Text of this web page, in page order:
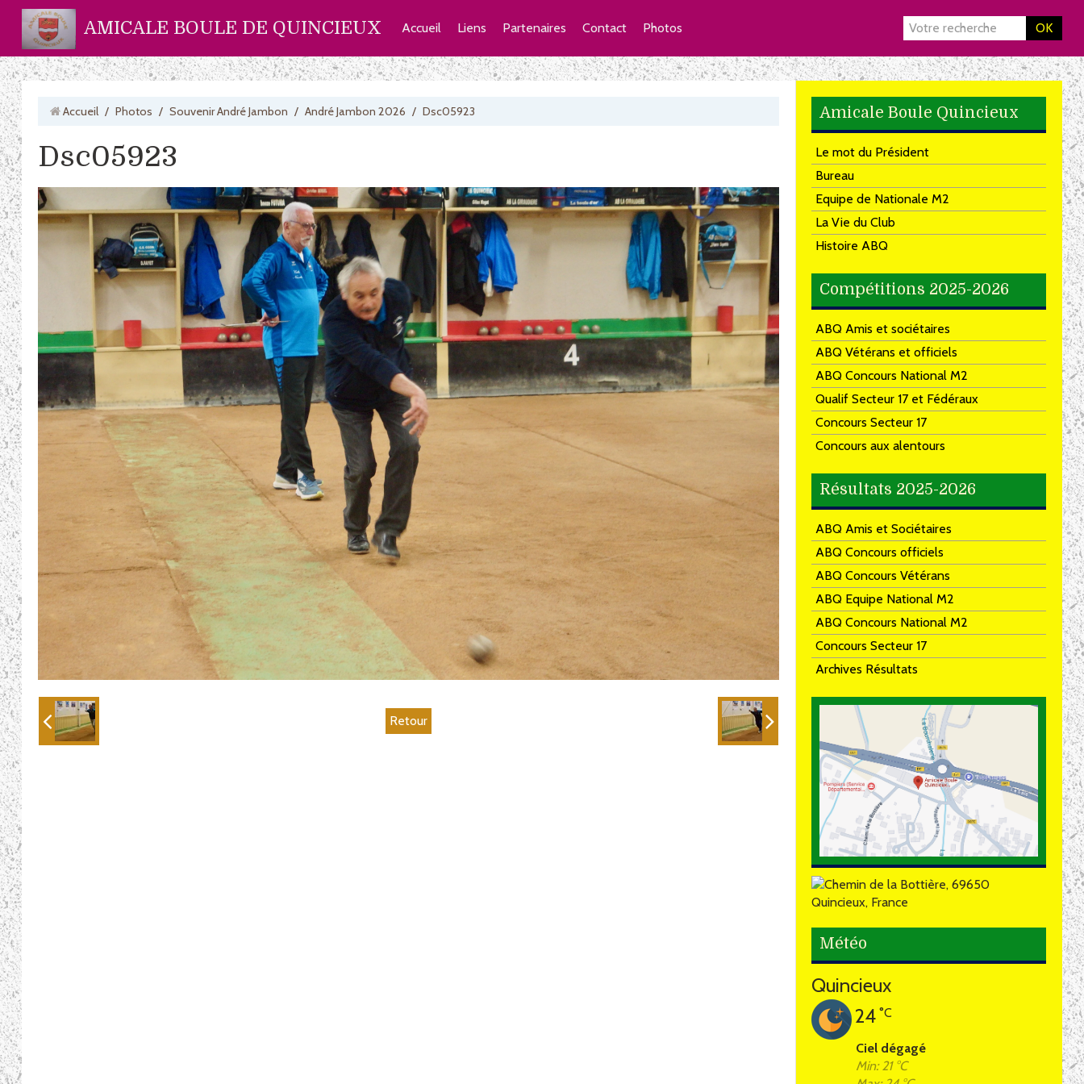
AMICALE BOULE DE QUINCIEUX OK
Accueil Liens Partenaires Contact Photos
Accueil / Photos / Souvenir André Jambon / André Jambon 2026 / Dsc05923
Dsc05923
Retour
Amicale Boule Quincieux
Le mot du Président
Bureau
Equipe de Nationale M2
La Vie du Club
Histoire ABQ
Compétitions 2025-2026
ABQ Amis et sociétaires
ABQ Vétérans et officiels
ABQ Concours National M2
Qualif Secteur 17 et Fédéraux
Concours Secteur 17
Concours aux alentours
Résultats 2025-2026
ABQ Amis et Sociétaires
ABQ Concours officiels
ABQ Concours Vétérans
ABQ Equipe National M2
ABQ Concours National M2
Concours Secteur 17
Archives Résultats
Météo
Quincieux
24 °C
Ciel dégagé
Min: 21 °C